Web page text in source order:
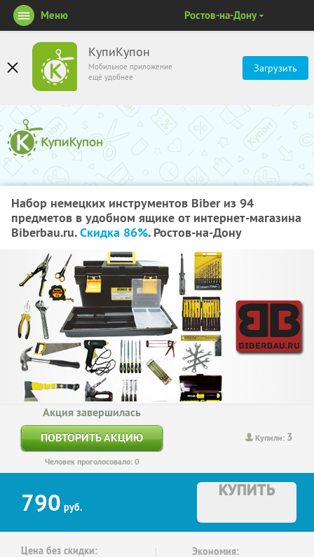
КупиКупон
Мобильное приложение
ещё удобнее
Загрузить
Меню Ростов-на-Дону
Набор немецких инструментов Biber из 94
предметов в удобном ящике от интернет-магазина
Biberbau.ru.Скидка 86%. Ростов-на-Дону
Купили: 3
Акция завершилась
ПОВТОРИТЬ АКЦИЮ
Человек проголосовало: 0
790 руб.
КУПИТЬ
Цена без скидки: Экономия: